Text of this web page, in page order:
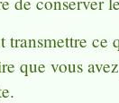
ce
que vous